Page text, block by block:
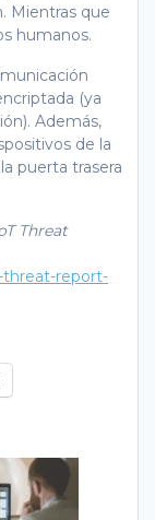
Mientras que
humanos.
(ya
Además,
de la
puerta trasera
Threat
report-